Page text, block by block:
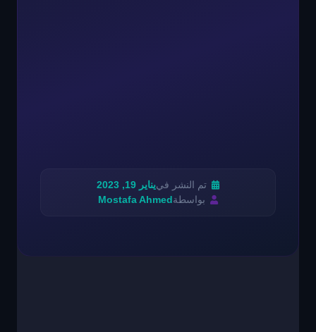
تم النشر فييناير 19, 2023
بواسطة Mostafa Ahmed